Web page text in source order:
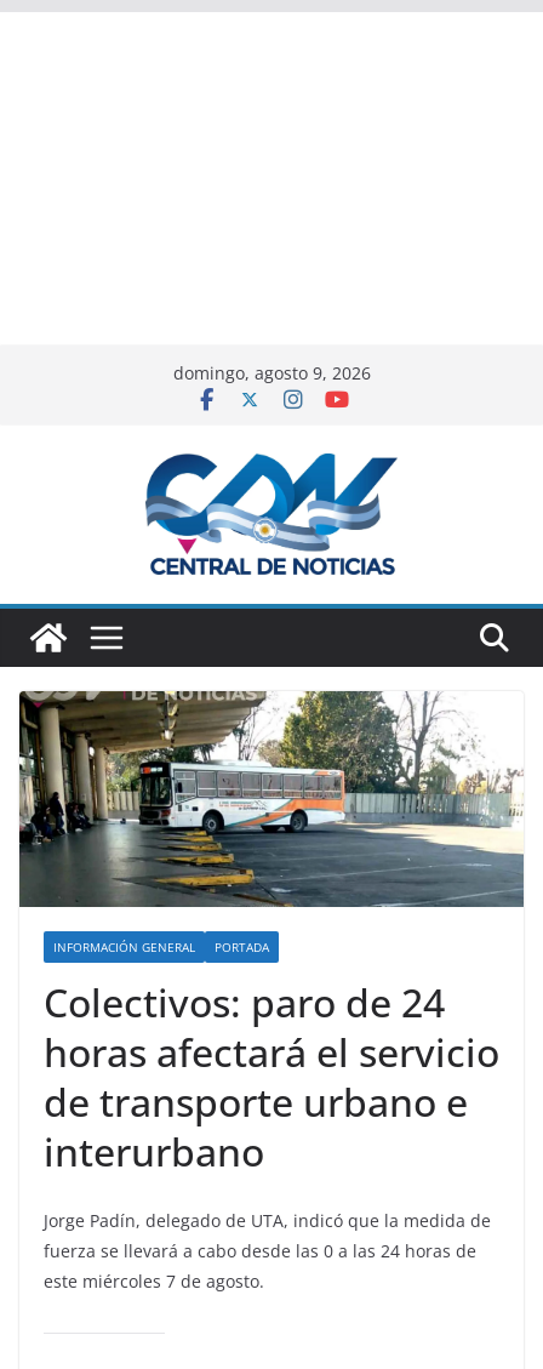
domingo, agosto 9, 2026
INFORMACIÓN GENERAL PORTADA
Colectivos: paro de 24
horas afectará el servicio
de transporte urbano e
interurbano
Jorge Padín, delegado de UTA, indicó que la medida de
fuerza se llevará a cabo desde las 0 a las 24 horas de
este miércoles 7 de agosto.